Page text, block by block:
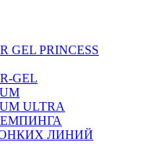
PRINCESS
GEL
ULTRA
ЛИНИЙ